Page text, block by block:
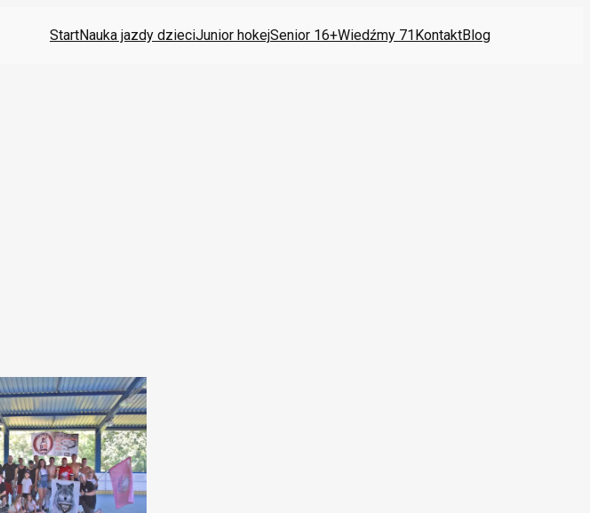
StartNauka jazdy dzieciJunior hokejSenior 16+Wiedźmy 71KontaktBlog